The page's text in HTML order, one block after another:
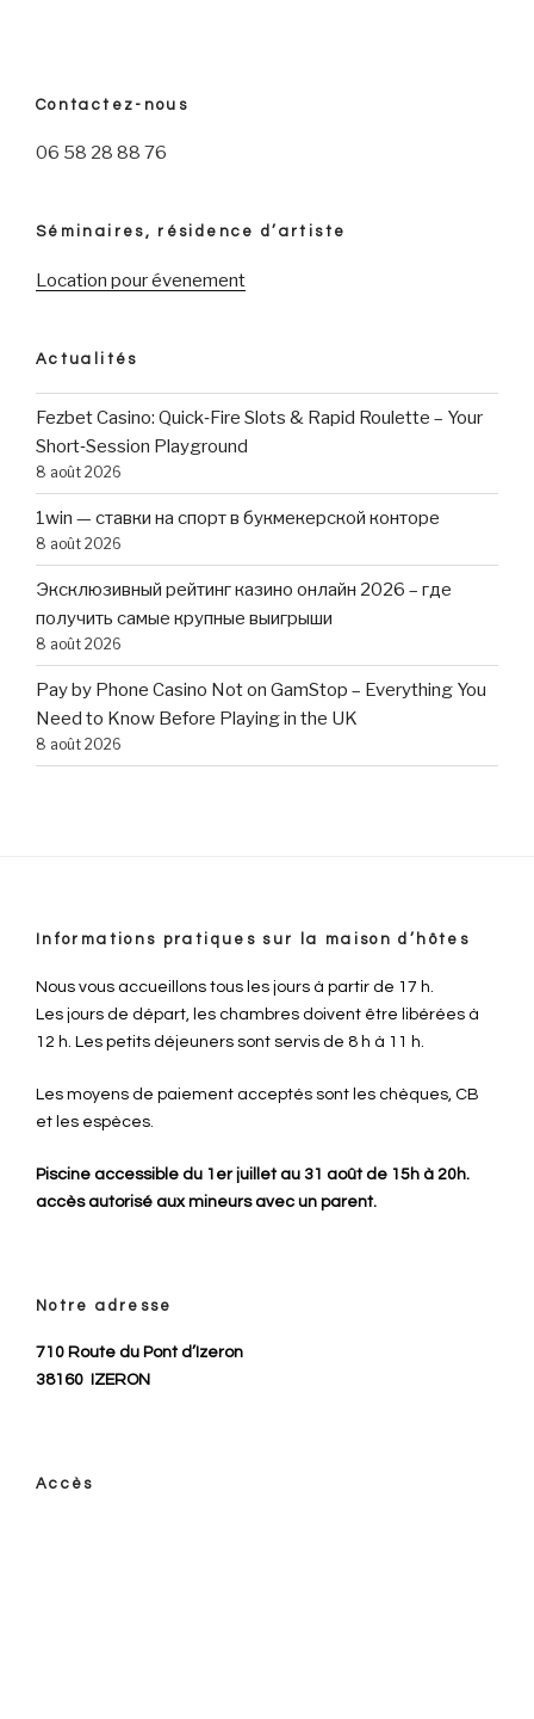
Contactez-nous
06 58 28 88 76
Séminaires, résidence d’artiste
Location pour évenement
Actualités
Fezbet Casino: Quick‑Fire Slots & Rapid Roulette – Your
Short‑Session Playground
8 août 2026
1win — ставки на спорт в букмекерской конторе
8 août 2026
Эксклюзивный рейтинг казино онлайн 2026 – где
получить самые крупные выигрыши
8 août 2026
Pay by Phone Casino Not on GamStop – Everything You
Need to Know Before Playing in the UK
8 août 2026
Informations pratiques sur la maison d’hôtes
Nous vous accueillons tous les jours à partir de 17 h.
Les jours de départ, les chambres doivent être libérées à
12 h. Les petits déjeuners sont servis de 8 h à 11 h.
Les moyens de paiement acceptés sont les chèques, CB
et les espèces.
Piscine accessible du 1er juillet au 31 août de 15h à 20h.
accès autorisé aux mineurs avec un parent.
Notre adresse
710 Route du Pont d’Izeron
38160
IZERON
Accès